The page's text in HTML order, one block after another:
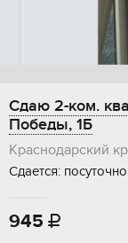
Сдаю 2-ком.
Победы, 1Б
Краснодарский
Сдается:
945 